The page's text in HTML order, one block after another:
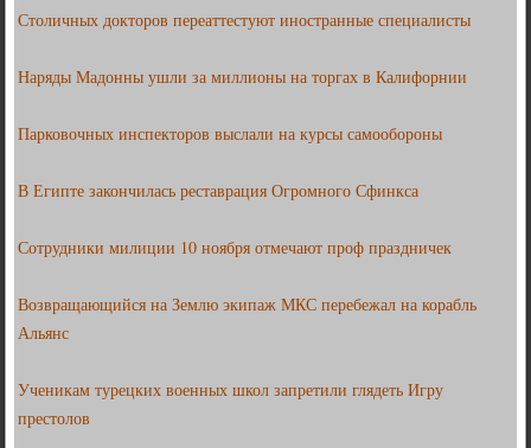
Столичных докторов переаттестуют иностранные специалисты
Наряды Мадонны ушли за миллионы на торгах в Калифорнии
Парковочных инспекторов выслали на курсы самообороны
В Египте закончилась реставрация Огромного Сфинкса
Сотрудники милиции 10 ноября отмечают проф праздничек
Возвращающийся на Землю экипаж МКС перебежал на корабль
Альянс
Ученикам турецких военных школ запретили глядеть Игру
престолов